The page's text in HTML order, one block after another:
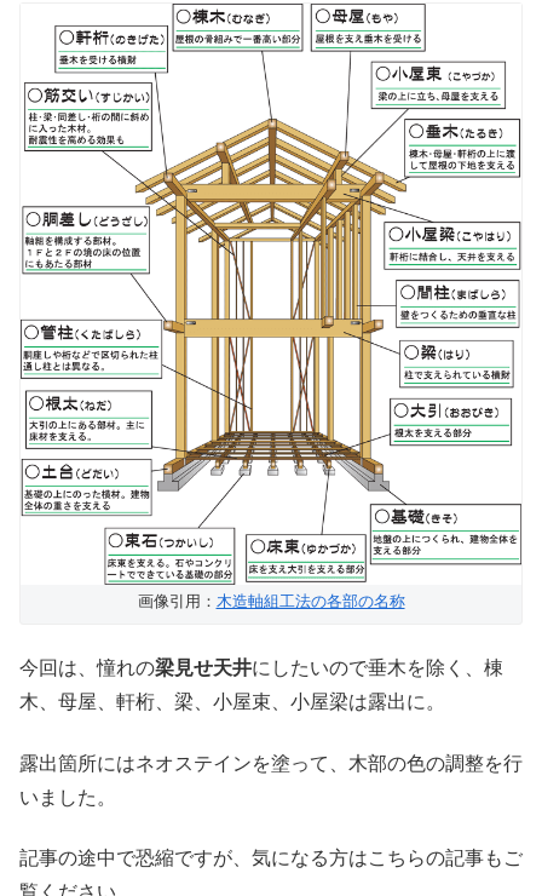
画像引用： 木造軸組工法の各部の名称
今回は、憧れの梁見せ天井にしたいので垂木を除く、棟
木、母屋、軒桁、梁、小屋束、小屋梁は露出に。
露出箇所にはネオステインを塗って、木部の色の調整を行
いました。
記事の途中で恐縮ですが、気になる方はこちらの記事もご
覧ください。